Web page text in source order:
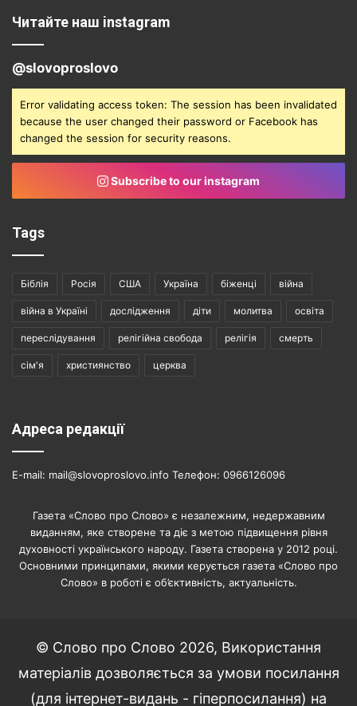
Читайте наш instagram
@slovoproslovo
Error validating access token: The session has been invalidated
because the user changed their password or Facebook has
changed the session for security reasons.
Subscribe to our instagram
Tags
Біблія Росія США Україна біженці війна
війна в Україні дослідження діти молитва освіта
переслідування релігійна свобода релігія смерть
сім'я християнство церква
Адреса редакції
E-mail: mail@slovoproslovo.info Телефон: 0966126096
Газета «Слово про Слово» є незалежним, недержавним
виданням, яке створене та діє з метою підвищення рівня
духовності українського народу. Газета створена у 2012 році.
Основними принципами, якими керується газета «Слово про
Слово» в роботі є об’єктивність, актуальність.
© Слово про Слово 2026, Використання
матеріалів дозволяється за умови посилання
(для інтернет-видань - гіперпосилання) на